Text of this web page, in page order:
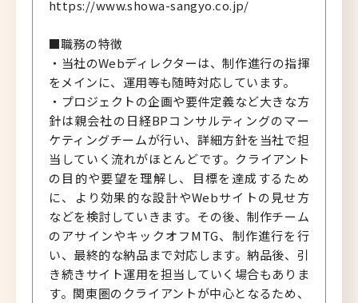
https://www.showa-sangyo.co.jp/
■職務の特徴
・当社のWebディレクターは、制作進行の指揮
をメインに、運用等も随時対応しています。
・プロジェクトの企画や要件定義など大きな方
針は親会社の日経BPコンサルティングのマー
ケティングチームが行い、詳細方針を当社で担
当していく流れがほとんどです。クライアント
の目的や要望を理解し、目標を達成するため
に、より効果的な設計やWebサイトの見せ方
などを検討していきます。その後、制作チーム
のアサインやキックオフMTG、制作進行を行
い、最終的な納品まで対応します。納品後、引
き続きサイト運用を担当していく場合もありま
す。関東圏のクライアントが中心となるため、